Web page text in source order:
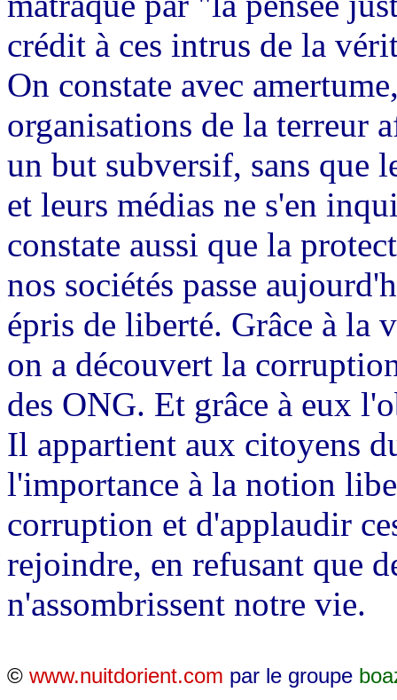
crédit à ces intrus de la
On constate avec
organisations de la terreur
un but subversif, sans que
et leurs médias ne s'en
constate aussi que la
nos sociétés passe
épris de liberté. Grâce à la
on a découvert la
des ONG. Et grâce à eux
Il appartient aux citoyens
l'importance à la notion
corruption et d'applaudir
rejoindre, en refusant que
n'assombrissent notre vie.
© www.nuitdorient.com par le groupe